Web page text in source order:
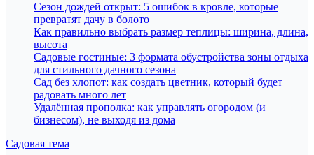
Сезон дождей открыт: 5 ошибок в кровле, которые
превратят дачу в болото
Как правильно выбрать размер теплицы: ширина, длина,
высота
Садовые гостиные: 3 формата обустройства зоны отдыха
для стильного дачного сезона
Сад без хлопот: как создать цветник, который будет
радовать много лет
Удалённая прополка: как управлять огородом (и
бизнесом), не выходя из дома
Садовая тема